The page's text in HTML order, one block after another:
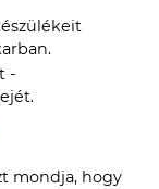
-
mondja, hogy